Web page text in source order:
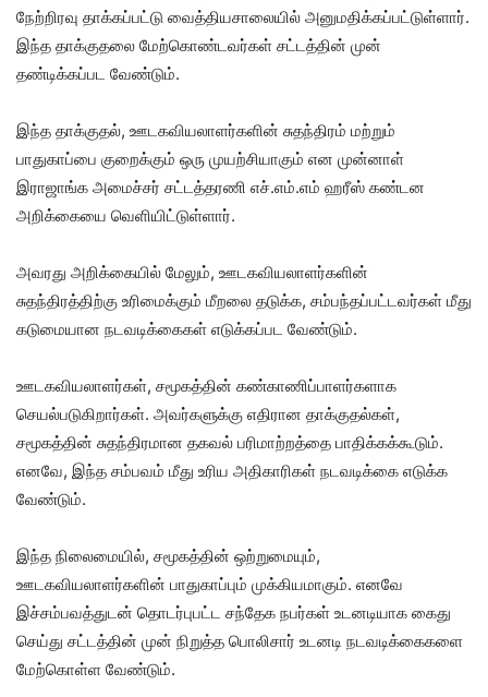
நேற்றிரவு தாக்கப்பட்டு வைத்தியசாலையில் அனுமதிக்கப்பட்டுள்ளார்.
இந்த தாக்குதலை மேற்கொண்டவர்கள் சட்டத்தின் முன்
தண்டிக்கப்பட வேண்டும்.
இந்த தாக்குதல், ஊடகவியலாளர்களின் சுதந்திரம் மற்றும்
பாதுகாப்பை குறைக்கும் ஒரு முயற்சியாகும் என முன்னாள்
இராஜாங்க அமைச்சர் சட்டத்தரணி எச்.எம்.எம் ஹரீஸ் கண்டன
அறிக்கையை வெளியிட்டுள்ளார்.
அவரது அறிக்கையில் மேலும், ஊடகவியலாளர்களின்
சுதந்திரத்திற்கு உரிமைக்கும் மீறலை தடுக்க, சம்பந்தப்பட்டவர்கள் மீது
கடுமையான நடவடிக்கைகள் எடுக்கப்பட வேண்டும்.
ஊடகவியலாளர்கள், சமூகத்தின் கண்காணிப்பாளர்களாக
செயல்படுகிறார்கள். அவர்களுக்கு எதிரான தாக்குதல்கள்,
சமூகத்தின் சுதந்திரமான தகவல் பரிமாற்றத்தை பாதிக்கக்கூடும்.
எனவே, இந்த சம்பவம் மீது உரிய அதிகாரிகள் நடவடிக்கை எடுக்க
வேண்டும்.
இந்த நிலைமையில், சமூகத்தின் ஒற்றுமையும்,
ஊடகவியலாளர்களின் பாதுகாப்பும் முக்கியமாகும். எனவே
இச்சம்பவத்துடன் தொடர்புபட்ட சந்தேக நபர்கள் உடனடியாக கைது
செய்து சட்டத்தின் முன் நிறுத்த பொலிசார் உடனடி நடவடிக்கைகளை
மேற்கொள்ள வேண்டும்.